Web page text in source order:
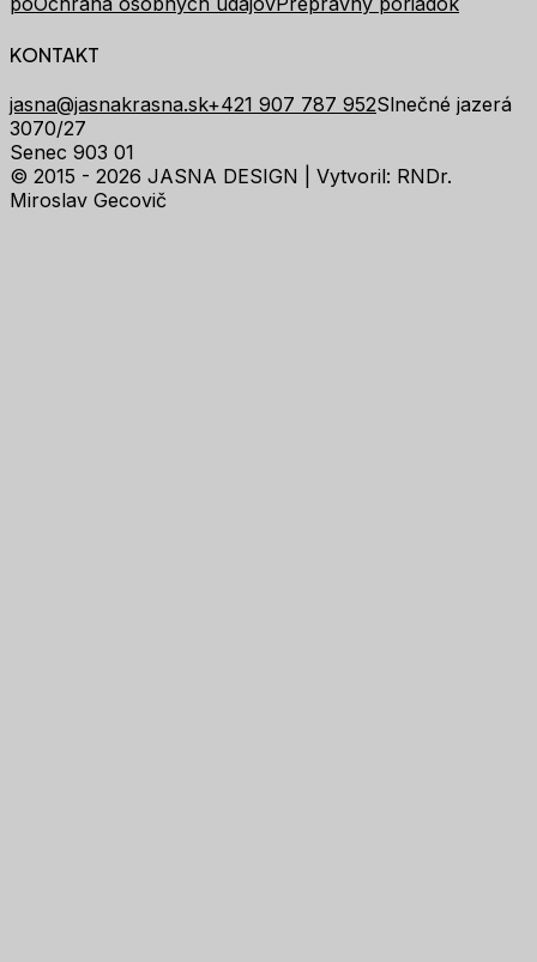
KONTAKT
jasna@jasnakrasna.sk+421 907 787 952Slnečné jazerá
3070/27
Senec 903 01
© 2015 - 2026 JASNA DESIGN | Vytvoril: RNDr.
Miroslav Gecovič